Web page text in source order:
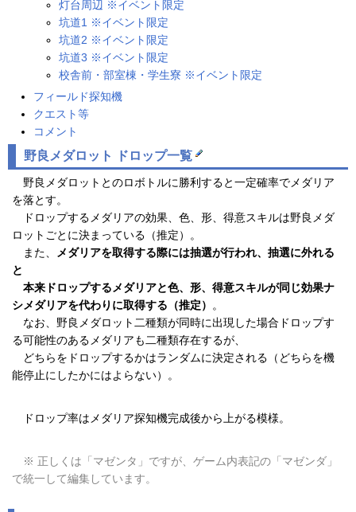
灯台周辺 ※イベント限定
坑道1 ※イベント限定
坑道2 ※イベント限定
坑道3 ※イベント限定
校舎前・部室棟・学生寮 ※イベント限定
フィールド探知機
クエスト等
コメント
野良メダロット ドロップ一覧
野良メダロットとのロボトルに勝利すると一定確率でメダリア
を落とす。
ドロップするメダリアの効果、色、形、得意スキルは野良メダ
ロットごとに決まっている（推定）。
また、
メダリアを取得する際には抽選が行われ、抽選に外れる
と
本来ドロップするメダリアと色、形、得意スキルが同じ効果ナ
シメダリアを代わりに取得する（推定）
。
なお、野良メダロット二種類が同時に出現した場合ドロップす
る可能性のあるメダリアも二種類存在するが、
どちらをドロップするかはランダムに決定される（どちらを機
能停止にしたかにはよらない）。
ドロップ率はメダリア探知機完成後から上がる模様。
※ 正しくは「マゼンタ」ですが、ゲーム内表記の「マゼンダ」
で統一して編集しています。